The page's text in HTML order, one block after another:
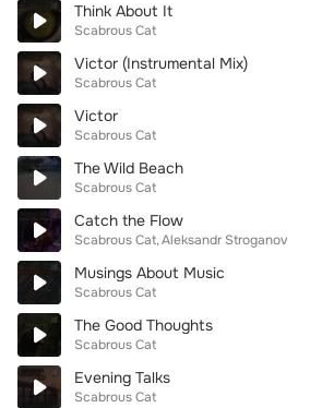
Think About It
Scabrous Cat
Victor (Instrumental Mix)
Scabrous Cat
Victor
Scabrous Cat
The Wild Beach
Scabrous Cat
Catch the Flow
Scabrous Cat Aleksandr Stroganov
Musings About Music
Scabrous Cat
The Good Thoughts
Scabrous Cat
Evening Talks
Scabrous Cat